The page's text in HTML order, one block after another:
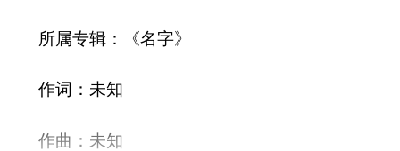
所属专辑：《名字》
作词：未知
作曲：未知